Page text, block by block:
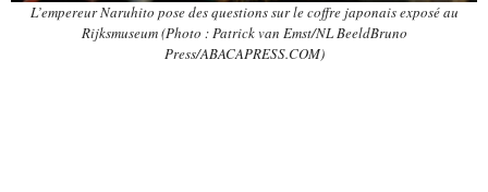
L’empereur Naruhito pose des questions sur le coffre japonais exposé au
Rijksmuseum (Photo : Patrick van Emst/NL BeeldBruno
Press/ABACAPRESS.COM)